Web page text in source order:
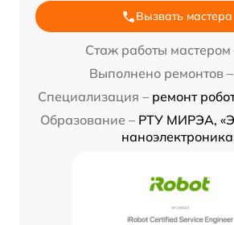
Вызвать мастера
Стаж работы мастером
Выполнено ремонтов –
Специализация – ремонт
Образование – РТУ МИРЭА,